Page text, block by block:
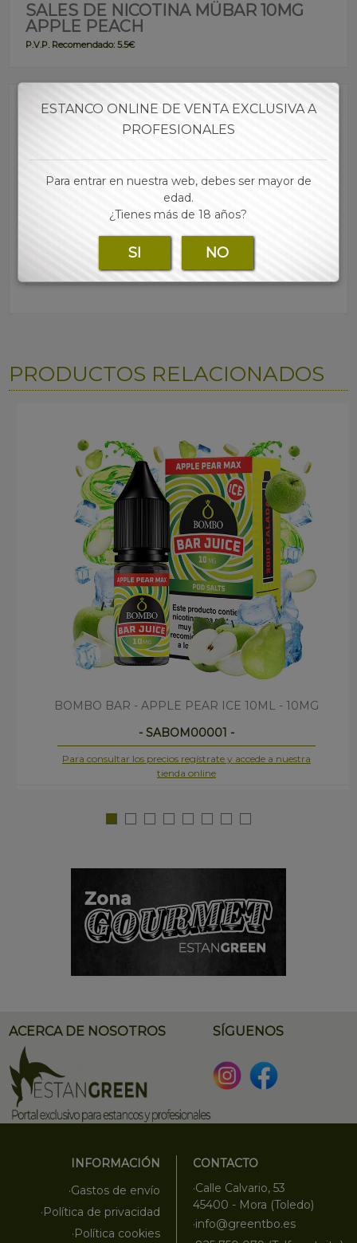
SALES DE NICOTINA MÜBAR 10MG
APPLE PEACH
P.V.P. Recomendado: 5.5€
Referencia: SAMÜB00002
Para consultar los precios regístrate y accede a
nuestra tienda online
PRODUCTOS RELACIONADOS
BOMBO BAR - APPLE PEAR ICE 10ML - 10MG
- SABOM00001 -
Para consultar los precios regístrate y accede a nuestra
tienda online
ACERCA DE NOSOTROS SÍGUENOS
INFORMACIÓN
·Gastos de envío
·Política de privacidad
·Política cookies
CONTACTO
·Calle Calvario, 53
45400 - Mora (Toledo)
·info@greentbo.es
ESTANCO ONLINE DE VENTA EXCLUSIVA A
PROFESIONALES
Para entrar en nuestra web, debes ser mayor de
edad.
¿Tienes más de 18 años?
SI NO